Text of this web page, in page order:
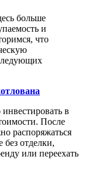
больше
и
что
в
После
распоряжаться
без отделки,
или переехать